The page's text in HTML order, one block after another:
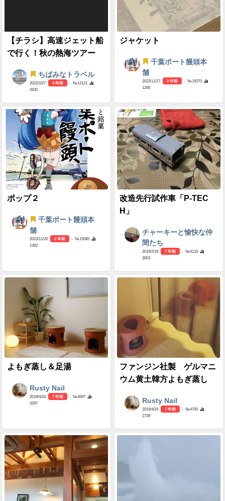
【チラシ】高速ジェット船
で行く！秋の熱海ツアー
ちばみなトラベル
2022/10/7 3 年前
- №12121
2635
ジャケット
千葉ポート饅頭本
舗
2023/11/27 2 年前
- №15070
1285
ポップ２
千葉ポート饅頭本
舗
2023/11/20 2 年前
- №15085
1392
改造先行試作車「P-TEC
H」
チャーキーと愉快な仲
間たち
2019/2/19 7 年前
- №4116
3003
よもぎ蒸し＆足湯
Rusty Nail
2019/4/24 7 年前
- №4697
4297
ファンジン社製 ゲルマニ
ウム黄土韓方よもぎ蒸し
Rusty Nail
2019/4/24 7 年前
- №4700
2739